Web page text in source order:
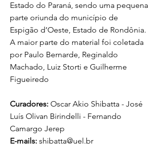
Estado do Paraná, sendo uma pequena
parte oriunda do município de
Espigão d’Oeste, Estado de Rondônia.
A maior parte do material foi coletada
por Paulo Bernarde, Reginaldo
Machado, Luiz Storti e Guilherme
Figueiredo
Curadores: Oscar Akio Shibatta - José
Luís Olivan Birindelli - Fernando
Camargo Jerep
E-mails: shibatta@uel.br